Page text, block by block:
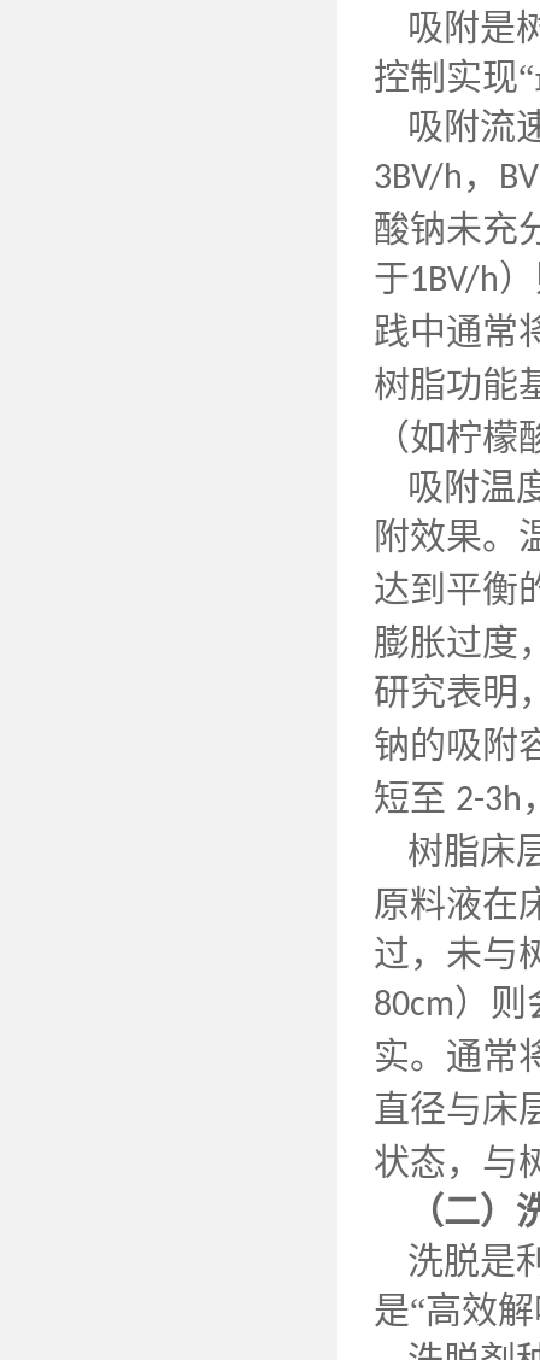
吸附是
控制实现
吸附流
3BV/h ， BV
酸钠未充
于1BV/h
践中通常
树脂功能
（如柠
吸附温
附效果。
达到平衡
膨胀过度
研究表明
钠的吸附
短至 2-3h
树脂床
原料液在
过，未与
80cm）则
实。通常
直径与床
状态，与
（二）
洗脱是
是“高效